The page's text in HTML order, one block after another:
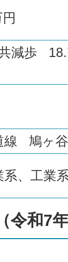
共減歩
線 鳩ヶ
系、工業
令和7